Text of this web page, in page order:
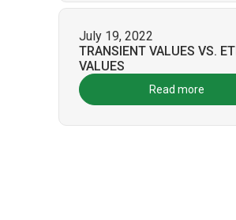
July 19, 2022
TRANSIENT VALUES VS.
VALUES
Read more